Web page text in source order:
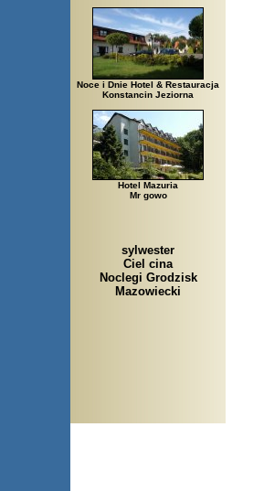
Noce i Dnie Hotel & Restauracja
Konstancin Jeziorna
Hotel Mazuria
Mr gowo
sylwester
Ciel cina
Noclegi Grodzisk
Mazowiecki